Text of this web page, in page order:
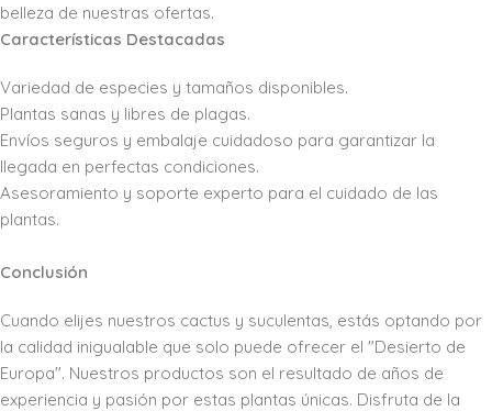
belleza de nuestras ofertas.
Características Destacadas
Variedad de especies y tamaños disponibles.
Plantas sanas y libres de plagas.
Envíos seguros y embalaje cuidadoso para garantizar la
llegada en perfectas condiciones.
Asesoramiento y soporte experto para el cuidado de las
plantas.
Conclusión
Cuando elijes nuestros cactus y suculentas, estás optando por
la calidad inigualable que solo puede ofrecer el "Desierto de
Europa". Nuestros productos son el resultado de años de
experiencia y pasión por estas plantas únicas. Disfruta de la